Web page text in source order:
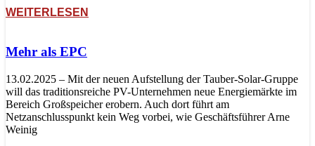
WEITERLESEN
Mehr als EPC
13.02.2025 – Mit der neuen Aufstellung der Tauber-Solar-Gruppe
will das traditionsreiche PV-Unternehmen neue Energiemärkte im
Bereich Großspeicher erobern. Auch dort führt am
Netzanschlusspunkt kein Weg vorbei, wie Geschäftsführer Arne
Weinig